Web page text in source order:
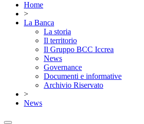
Home
>
La Banca
La storia
Il territorio
Il Gruppo BCC Iccrea
News
Governance
Documenti e informative
Archivio Riservato
>
News